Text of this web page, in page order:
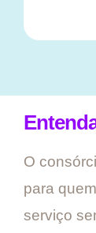
O
para
serviço